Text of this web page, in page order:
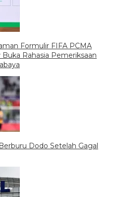
Formulir FIFA PCMA
Rahasia Pemeriksaan
Dodo Setelah Gagal